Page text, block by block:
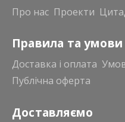
Про нас Проекти
Правила та умови
Доставка і оплата
Публічна оферта
Доставляємо